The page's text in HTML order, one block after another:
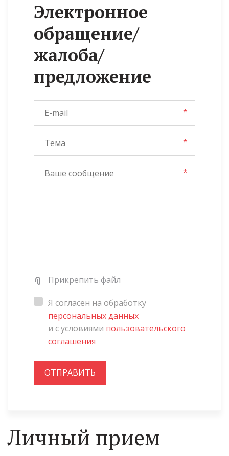
Электронное
обращение/
жалоба/
предложение
*
*
*
Прикрепить файл
Я согласен на обработку
персональных данных
и с условиями пользовательского
соглашения
ОТПРАВИТЬ
Личный прием